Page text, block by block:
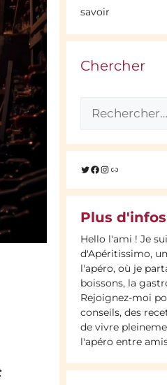
savoir
Chercher
Rechercher :
Twitter
Facebook
Instagram
Lien
Plus
Hello l'ami ! Je
d'Apéritissimo,
l'apéro, où je
boissons, la
Rejoignez-moi
conseils, des
de vivre
l'apéro entre